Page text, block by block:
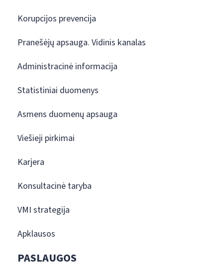
Korupcijos prevencija
Pranešėjų apsauga. Vidinis kanalas
Administracinė informacija
Statistiniai duomenys
Asmens duomenų apsauga
Viešieji pirkimai
Karjera
Konsultacinė taryba
VMI strategija
Apklausos
PASLAUGOS